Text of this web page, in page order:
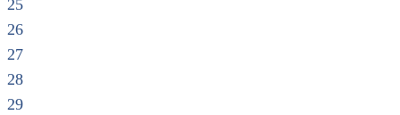
25
26
27
28
29